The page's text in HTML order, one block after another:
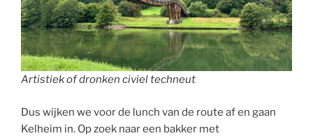
Artistiek of dronken civiel techneut
Dus wijken we voor de lunch van de route af en gaan
Kelheim in. Op zoek naar een bakker met